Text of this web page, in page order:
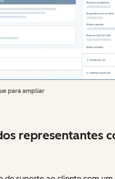
para ampliar
representantes